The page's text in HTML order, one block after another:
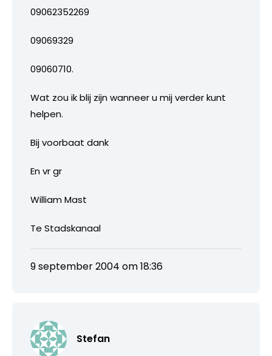
09062352269
09069329
09060710.
Wat zou ik blij zijn wanneer u mij verder kunt
helpen.
Bij voorbaat dank
En vr gr
William Mast
Te Stadskanaal
9 september 2004 om 18:36
Stefan